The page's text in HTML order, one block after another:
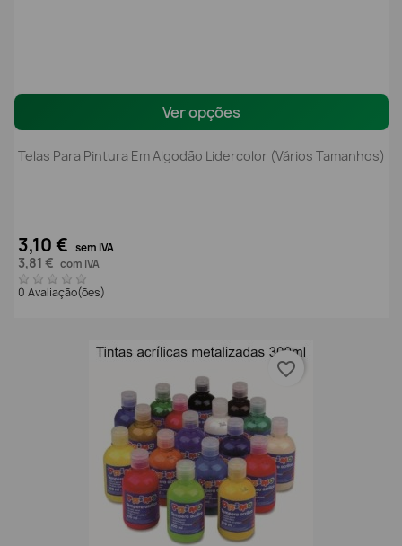
Ver opções
Telas Para Pintura Em Algodão Lidercolor (Vários Tamanhos)
3,10 € sem IVA
3,81 € com IVA
0 Avaliação(ões)
favorite_border